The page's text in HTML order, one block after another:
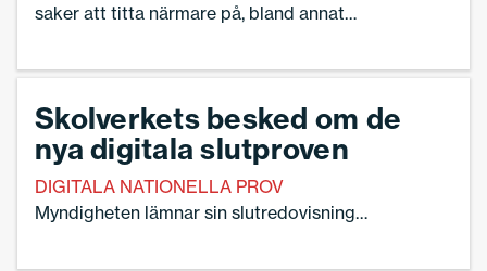
saker att titta närmare på, bland annat
implementeringen av ”Rektor i fokus”.
lämnat sitt remissvar.
Skolverkets besked om de
nya digitala slutproven
DIGITALA NATIONELLA PROV
Myndigheten lämnar sin slutredovisning